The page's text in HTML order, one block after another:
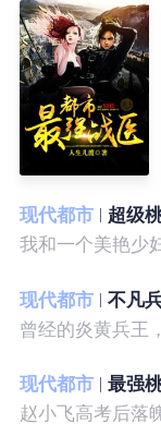
现代都市
超级
现代都市
不凡
现代都市
最强